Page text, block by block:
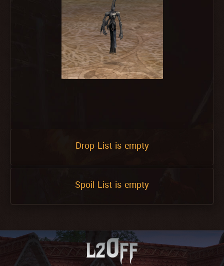
Drop List is empty
Spoil List is empty